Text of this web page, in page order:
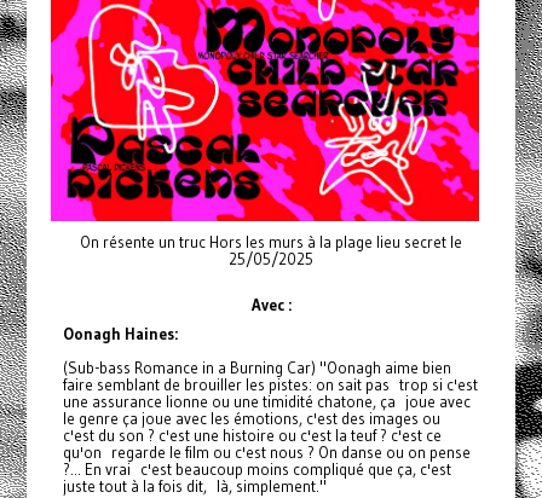
On résente un truc Hors les murs à la plage lieu secret le
25/05/2025
Avec :
Oonagh Haines:
(Sub-bass Romance in a Burning Car) "Oonagh aime bien
faire semblant de brouiller les pistes: on sait pas trop si c'est
une assurance lionne ou une timidité chatone, ça joue avec
le genre ça joue avec les émotions, c'est des images ou
c'est du son ? c'est une histoire ou c'est la teuf ? c'est ce
qu'on regarde le film ou c'est nous ? On danse ou on pense
?... En vrai c'est beaucoup moins compliqué que ça, c'est
juste tout à la fois dit, là, simplement."